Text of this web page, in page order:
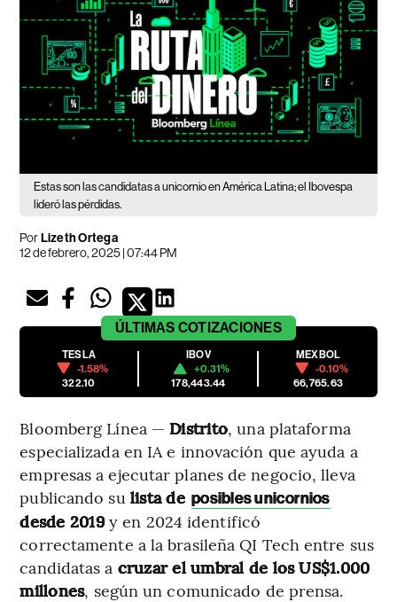
Estas son las candidatas a unicornio en América Latina; el Ibovespa
lideró las pérdidas.
PorLizeth Ortega
12 de febrero, 2025 | 07:44 PM
ÚLTIMAS COTIZACIONES
TESLA
-1.58%
322.10
IBOV
+0.31%
178,443.44
MEXBOL
-0.10%
66,765.63
Bloomberg Línea — Distrito, una plataforma
especializada en IA e innovación que ayuda a
empresas a ejecutar planes de negocio, lleva
publicando su lista de posibles unicornios
desde 2019y en 2024 identificó
correctamente a la brasileña QI Tech entre sus
candidatas a cruzar el umbral de los US$1.000
millones, según un comunicado de prensa.